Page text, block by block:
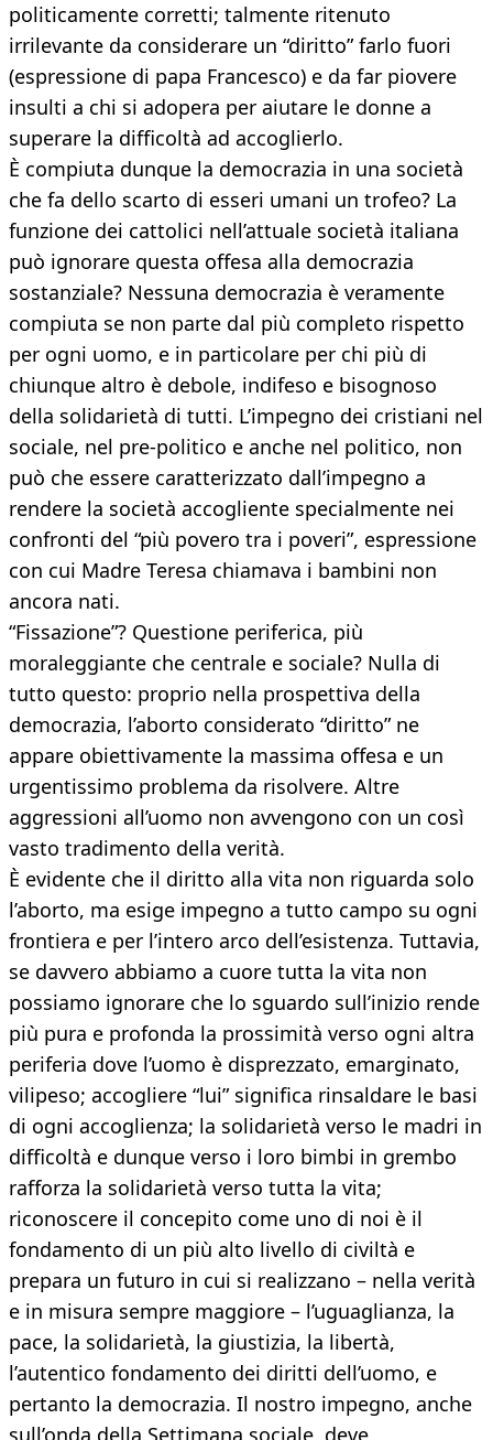
politicamente corretti; talmente ritenuto
irrilevante da considerare un “diritto” farlo fuori
(espressione di papa Francesco) e da far piovere
insulti a chi si adopera per aiutare le donne a
superare la difficoltà ad accoglierlo.
È compiuta dunque la democrazia in una società
che fa dello scarto di esseri umani un trofeo? La
funzione dei cattolici nell’attuale società italiana
può ignorare questa offesa alla democrazia
sostanziale? Nessuna democrazia è veramente
compiuta se non parte dal più completo rispetto
per ogni uomo, e in particolare per chi più di
chiunque altro è debole, indifeso e bisognoso
della solidarietà di tutti. L’impegno dei cristiani nel
sociale, nel pre-politico e anche nel politico, non
può che essere caratterizzato dall’impegno a
rendere la società accogliente specialmente nei
confronti del “più povero tra i poveri”, espressione
con cui Madre Teresa chiamava i bambini non
ancora nati.
“Fissazione”? Questione periferica, più
moraleggiante che centrale e sociale? Nulla di
tutto questo: proprio nella prospettiva della
democrazia, l’aborto considerato “diritto” ne
appare obiettivamente la massima offesa e un
urgentissimo problema da risolvere. Altre
aggressioni all’uomo non avvengono con un così
vasto tradimento della verità.
È evidente che il diritto alla vita non riguarda solo
l’aborto, ma esige impegno a tutto campo su ogni
frontiera e per l’intero arco dell’esistenza. Tuttavia,
se davvero abbiamo a cuore tutta la vita non
possiamo ignorare che lo sguardo sull’inizio rende
più pura e profonda la prossimità verso ogni altra
periferia dove l’uomo è disprezzato, emarginato,
vilipeso; accogliere “lui” significa rinsaldare le basi
di ogni accoglienza; la solidarietà verso le madri in
difficoltà e dunque verso i loro bimbi in grembo
rafforza la solidarietà verso tutta la vita;
riconoscere il concepito come uno di noi è il
fondamento di un più alto livello di civiltà e
prepara un futuro in cui si realizzano – nella verità
e in misura sempre maggiore – l’uguaglianza, la
pace, la solidarietà, la giustizia, la libertà,
l’autentico fondamento dei diritti dell’uomo, e
pertanto la democrazia. Il nostro impegno, anche
sull’onda della Settimana sociale, deve